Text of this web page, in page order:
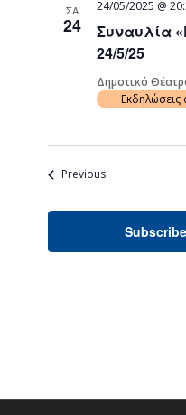
ΣΑ
24
Συναυλία
24/5/25
24/05/2025 @
Δημοτικό
PreviousEvents